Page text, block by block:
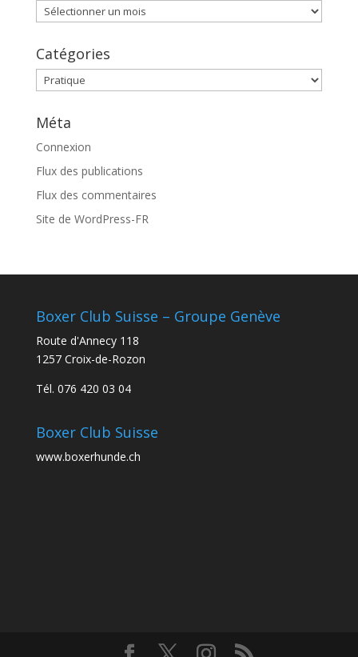
Archives
Catégories
Catégories
Méta
Connexion
Flux des publications
Flux des commentaires
Site de WordPress-FR
Boxer Club Suisse – Groupe Genève
Route d'Annecy 118
1257 Croix-de-Rozon
Tél. 076 420 03 04
Boxer Club Suisse
www.boxerhunde.ch